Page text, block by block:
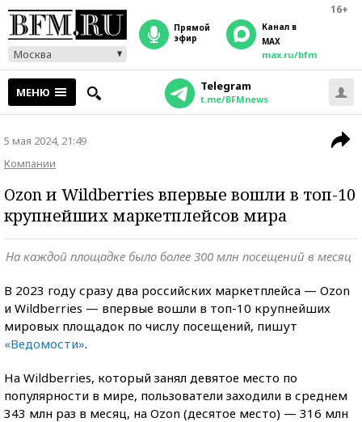
16+
Москва
прямой
эфир
Канал в
MAX
max.ru/bfm
МЕНЮ Telegram
t.me/BFMnews
5 мая 2024, 21:49
Компании
Ozon и Wildberries впервые вошли в топ-10
крупнейших маркетплейсов мира
На каждой площадке было более 300 млн посещений в месяц
В 2023 году сразу два российских маркетплейса — Ozon
и Wildberries — впервые вошли в топ-10 крупнейших
мировых площадок по числу посещений, пишут
«Ведомости».
На Wildberries, который занял девятое место по
популярности в мире, пользователи заходили в среднем
343 млн раз в месяц, на Ozon (десятое место) — 316 млн